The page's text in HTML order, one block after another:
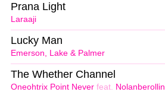
Laraaji
Prana Light
Emerson, Lake & Palmer
Lucky Man
Oneohtrix Point Never feat. Nolanberollin
The Whether Channel